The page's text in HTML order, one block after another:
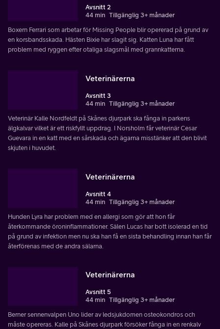
Avsnitt 2
44 min Tillgänglig 3+ månader
Boxern Ferrari som arbetar för Missing People blir opererad på grund av
en korsbandsskada. Hästen Bixie har slagit sig. Katten Luna har fått
problem med ryggen efter otaliga slagsmål med grannkatterna.
Veterinärerna
Avsnitt 3
44 min Tillgänglig 3+ månader
Veterinär Kalle Nordfeldt på Skånes djurpark ska fånga in parkens
älgkalvar vilket är ett riskfyllt uppdrag. I Norsholm får veterinär Cesar
Guevara in en katt med en sårskada och ägarna misstänker att den blivit
skjuten i huvudet.
Veterinärerna
Avsnitt 4
44 min Tillgänglig 3+ månader
Hunden Lyra har problem med en allergi som gör att hon får
återkommande öroninflammationer. Sälen Lucas har bott isolerad en tid
på grund av infektion men nu ska han få en sista behandling innan han får
återförenas med de andra sälarna.
Veterinärerna
Avsnitt 5
44 min Tillgänglig 3+ månader
Berner sennenvalpen Uno lider av ledsjukdomen osteokondros och
måste opereras. Kalle på Skånes djurpark försöker fånga in en renkalv